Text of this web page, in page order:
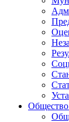
Общество